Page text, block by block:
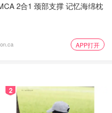
2合1 颈部支撑 记忆海绵枕
APP打开
2